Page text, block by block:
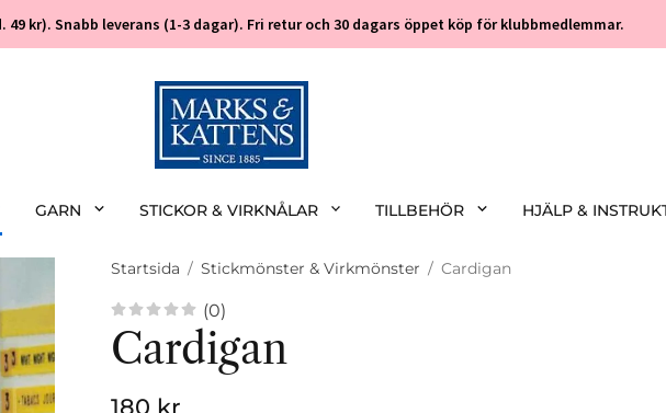
49 kr). Snabb leverans (1-3 dagar). Fri retur och 30 dagars öppet köp för klubbmedlemmar.
GARN STICKOR & VIRKNÅLAR TILLBEHÖR HJÄLP &
Startsida / Stickmönster & Virkmönster / Cardigan
(0)
Cardigan
180 kr